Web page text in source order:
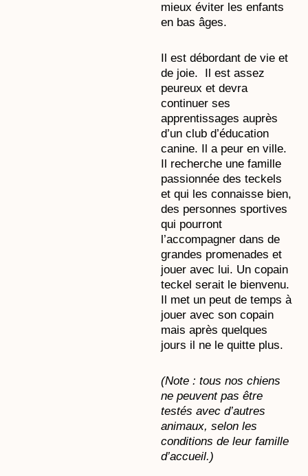
mieux éviter les enfants
en bas âges.
Il est débordant de vie et
de joie. Il est assez
peureux et devra
continuer ses
apprentissages auprès
d’un club d’éducation
canine. Il a peur en ville.
Il recherche une famille
passionnée des teckels
et qui les connaisse bien,
des personnes sportives
qui pourront
l’accompagner dans de
grandes promenades et
jouer avec lui. Un copain
teckel serait le bienvenu.
Il met un peut de temps à
jouer avec son copain
mais après quelques
jours il ne le quitte plus.
(Note : tous nos chiens
ne peuvent pas être
testés avec d’autres
animaux, selon les
conditions de leur famille
d’accueil.)